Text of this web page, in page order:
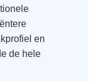
en
de hele